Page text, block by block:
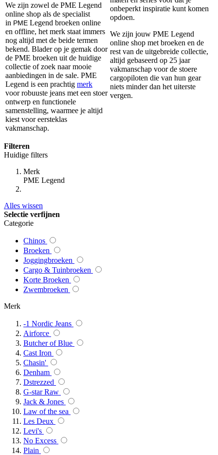
We zijn zowel de PME Legend
online shop als de specialist
in PME Legend broeken online
en offline, het merk staat immers
nog altijd met de beide termen
bekend. Blader op je gemak door
de PME broeken uit de huidige
collectie of zoek naar mooie
aanbiedingen in de sale. PME
Legend is een prachtig merk
voor robuuste jeans met een stoer
ontwerp en functionele
samenstelling, waarmee je altijd
kiest voor eersteklas
vakmanschap.
onbeperkt inspiratie kunt komen
opdoen.
We zijn jouw PME Legend
online shop met broeken en de
rest van de uitgebreide collectie,
altijd gebaseerd op 25 jaar
vakmanschap voor de stoere
cargopiloten die van hun gear
niets minder dan het uiterste
vergen.
Filteren
Huidige filters
Merk
PME Legend
Alles wissen
Selectie verfijnen
Categorie
Chinos
Broeken
Joggingbroeken
Cargo & Tuinbroeken
Korte Broeken
Zwembroeken
Merk
-1 Nordic Jeans
Airforce
Butcher of Blue
Cast Iron
Chasin'
Denham
Dstrezzed
G-star Raw
Jack & Jones
Law of the sea
Les Deux
Levi's
No Excess
Plain